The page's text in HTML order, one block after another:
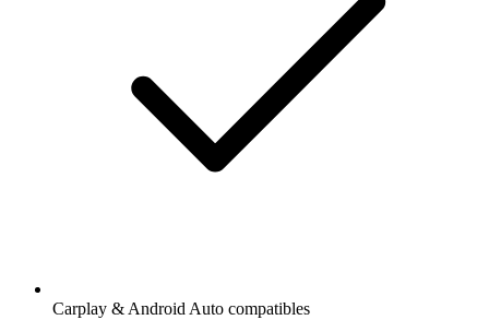
Carplay & Android Auto compatibles